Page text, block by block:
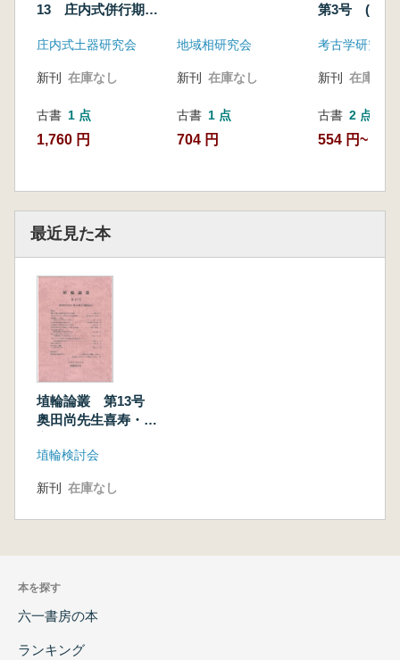
13 庄内式併行期の
庄内式土器研究会
新刊 在庫なし
古書 1 点
1,760 円
地域相研究会
新刊 在庫なし
古書 1 点
704 円
第3号 (通巻
考古学研究会
新刊 在庫なし
古書 2 点
554 円~
最近見た本
埴輪論叢 第13号
奥田尚先生喜寿・鐘
号
埴輪検討会
新刊 在庫なし
本を探す
六一書房の本
ランキング